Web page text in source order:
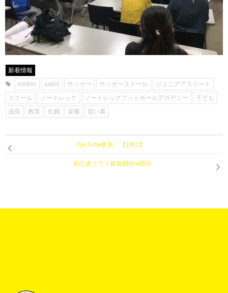
新着情報
nortrec
sabio サッカー サッカースクール
ジュニアアスリート
スクール
ノートレック ノートレックフットボールアカデミー
子ども
成長
教育 札幌 栄養 習い事
YouTube更新 【1対1】
初心者クラス新規開校in西区